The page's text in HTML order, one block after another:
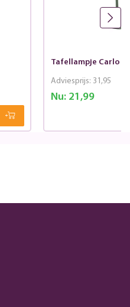
Tafellampje Carlo
Nu:21,99
Adviesprijs: 31,95